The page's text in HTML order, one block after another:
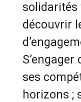
solidarités
découvrir
ses
horizons ;